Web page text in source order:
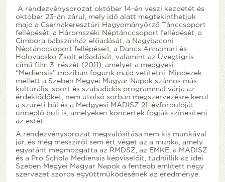
A rendezvénysorozat október 14-én veszi kezdetét és
október 23-án zárul, mely idő alatt megtekinthetjük
majd a Csernakeresztúri Hagyományőrző Tánccsoport
fellépését, a Háromszéki Néptánccsoport fellépését, a
Cimbora bábszínház előadását, a Nagybaconi
Néptánccsoport fellépéseit, a Dancs Annamari és
Holovacsko Zsolt előadását, valamint az Üvegtigris
című film 3. részét (2011), amelyet a medgyesi
“Mediensis” moziban fogunk majd vetítetni. Mindezek
mellett a Szeben Megyei Magyar Napok számos más
kulturális, sport és szabadidős programmal várja az
érdeklődőket, nem utolsó sorban megszervezésre kerül
a szüreti bál és a Medgyesi MADISZ 21. évfordulóját
ünneplő buli is, amelyeken koncertek fogják színesíteni
az estét.
A rendezvénysorozat megvalósítása nem kis munkával
jár, és még messziről sem ért véget az a munka, amely
egyaránt megmozgatta az RMDSZ, az EMKE, a MADISZ
és a Pro Schola Mediensis képviselőit, tudniillik az idei
Szeben Megyei Magyar Napok a fentebb említett négy
szervezet szoros együttműködésének az eredménye.